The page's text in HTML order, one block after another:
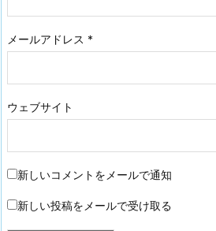
メールアドレス *
ウェブサイト
新しいコメントをメールで通知
新しい投稿をメールで受け取る